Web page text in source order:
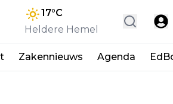
17°C
Heldere Hemel
Zakennieuws Agenda